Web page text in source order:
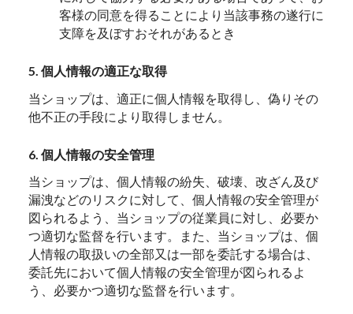
客様の同意を得ることにより当該事務の遂行に
支障を及ぼすおそれがあるとき
5. 個人情報の適正な取得
当ショップは、適正に個人情報を取得し、偽りその
他不正の手段により取得しません。
6. 個人情報の安全管理
当ショップは、個人情報の紛失、破壊、改ざん及び
漏洩などのリスクに対して、個人情報の安全管理が
図られるよう、当ショップの従業員に対し、必要か
つ適切な監督を行います。また、当ショップは、個
人情報の取扱いの全部又は一部を委託する場合は、
委託先において個人情報の安全管理が図られるよ
う、必要かつ適切な監督を行います。